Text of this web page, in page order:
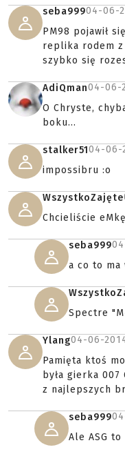
seba99904-06-
PM98 pojawił
replika rodem
szybko się
AdiQman04-06-
O Chryste,
boku...
stalker5104-06-
impossibru :o
WszystkoZajęte
Chcieliście
seba999
a co to ma
Spectre
Ylang04-06-
Pamięta ktoś
była gierka
z najlepszych
seba999
Ale ASG